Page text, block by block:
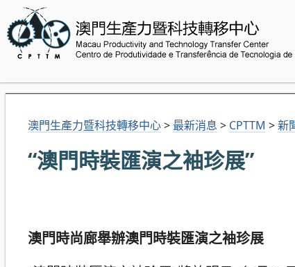
澳門生產力暨科技轉移中心> 最新消息 > CPTTM >新
“澳門時裝匯演之袖珍展”
澳門時尚廊舉辦澳門時裝匯演之袖珍展